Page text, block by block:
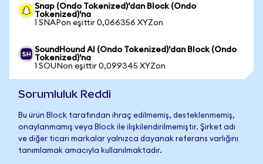
Snap (Ondo Tokenized)'dan Block (Ondo
Tokenized)'na
1 SNAPon eşittir 0,066356 XYZon
SoundHound AI (Ondo Tokenized)'dan Block (Ondo
Tokenized)'na
1 SOUNon eşittir 0,099345 XYZon
Sorumluluk Reddi
Bu ürün Block tarafından ihraç edilmemiş, desteklenmemiş,
onaylanmamış veya Block ile ilişkilendirilmemiştir. Şirket adı
ve diğer ticari markalar yalnızca dayanak referans varlığını
tanımlamak amacıyla kullanılmaktadır.